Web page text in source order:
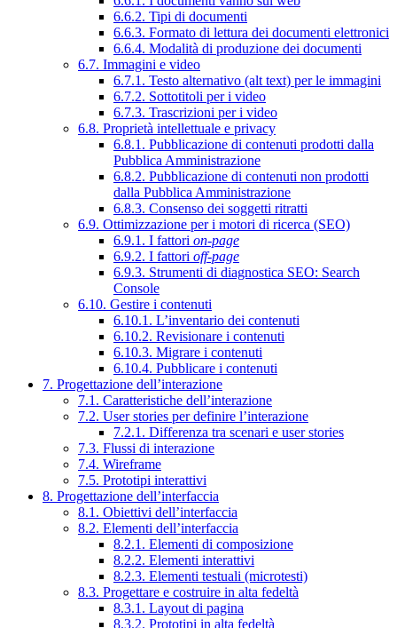
6.6.2. Tipi di documenti
6.6.3. Formato di lettura dei documenti elettronici
6.6.4. Modalità di produzione dei documenti
6.7. Immagini e video
6.7.1. Testo alternativo (alt text) per le immagini
6.7.2. Sottotitoli per i video
6.7.3. Trascrizioni per i video
6.8. Proprietà intellettuale e privacy
6.8.1. Pubblicazione di contenuti prodotti dalla
Pubblica Amministrazione
6.8.2. Pubblicazione di contenuti non prodotti
dalla Pubblica Amministrazione
6.8.3. Consenso dei soggetti ritratti
6.9. Ottimizzazione per i motori di ricerca (SEO)
6.9.1. I fattori on-page
6.9.2. I fattori off-page
6.9.3. Strumenti di diagnostica SEO: Search
Console
6.10. Gestire i contenuti
6.10.1. L’inventario dei contenuti
6.10.2. Revisionare i contenuti
6.10.3. Migrare i contenuti
6.10.4. Pubblicare i contenuti
7. Progettazione dell’interazione
7.1. Caratteristiche dell’interazione
7.2. User stories per definire l’interazione
7.2.1. Differenza tra scenari e user stories
7.3. Flussi di interazione
7.4. Wireframe
7.5. Prototipi interattivi
8. Progettazione dell’interfaccia
8.1. Obiettivi dell’interfaccia
8.2. Elementi dell’interfaccia
8.2.1. Elementi di composizione
8.2.2. Elementi interattivi
8.2.3. Elementi testuali (microtesti)
8.3. Progettare e costruire in alta fedeltà
8.3.1. Layout di pagina
8.3.2. Prototipi in alta fedeltà